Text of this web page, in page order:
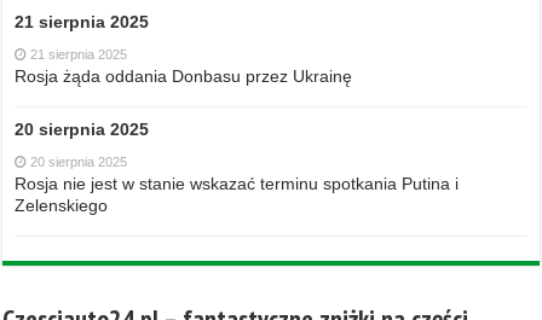
21 sierpnia 2025
21 sierpnia 2025
Rosja żąda oddania Donbasu przez Ukrainę
20 sierpnia 2025
20 sierpnia 2025
Rosja nie jest w stanie wskazać terminu spotkania Putina i
Zelenskiego